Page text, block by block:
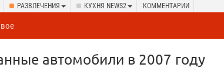
РАЗВЛЕЧЕНИЯ КУХНЯ NEWS2 КОММЕНТАРИИ
автомобили в 2007 году